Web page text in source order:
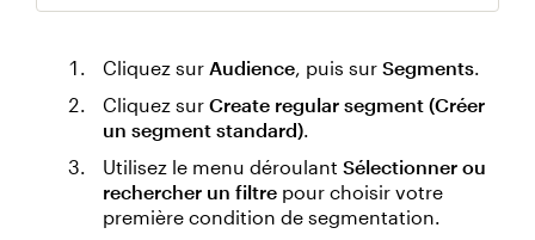
Cliquez sur Audience, puis sur Segments.
Cliquez sur Create regular segment (Créer
un segment standard).
Utilisez le menu déroulant Sélectionner ou
rechercher un filtre pour choisir votre
première condition de segmentation.